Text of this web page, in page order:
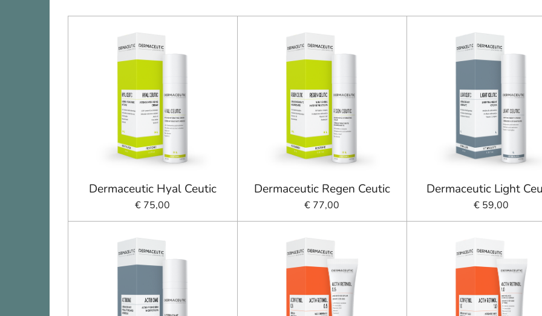
Dermaceutic Hyal Ceutic
€ 75,00
Dermaceutic Regen Ceutic
€ 77,00
Dermaceutic Light
€ 59,00